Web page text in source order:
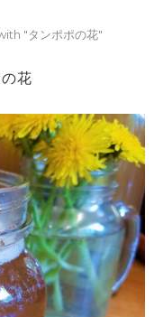
"タンポポの花"
花